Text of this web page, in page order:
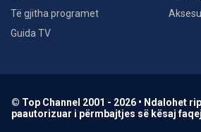
Të gjitha programet
Guida TV
© Top Channel 2001 - 2026 • Ndalohet
paautorizuar i përmbajtjes së kësaj